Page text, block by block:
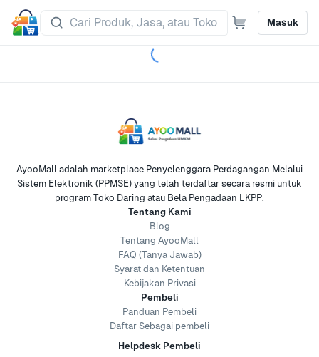
Masuk
AyooMall adalah marketplace Penyelenggara Perdagangan Melalui
Sistem Elektronik (PPMSE) yang telah terdaftar secara resmi untuk
program Toko Daring atau Bela Pengadaan LKPP.
Tentang Kami
Blog
Tentang AyooMall
FAQ (Tanya Jawab)
Syarat dan Ketentuan
Kebijakan Privasi
Pembeli
Panduan Pembeli
Daftar Sebagai pembeli
Helpdesk Pembeli